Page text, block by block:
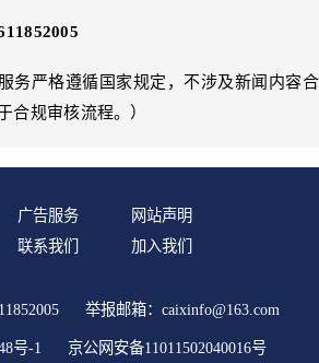
务严格遵循国家规定，不涉及新闻内容合
合规审核流程。）
广告服务
网站声明
联系我们 加入我们
举报邮箱：caixinfo@163.com
号-1 京公网安备11011502040016号